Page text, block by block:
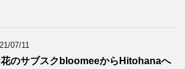
07/11
のサブスクbloomeeからHitohanaへ